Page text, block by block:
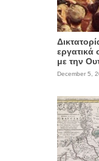
εργατικά
με την
December 5,